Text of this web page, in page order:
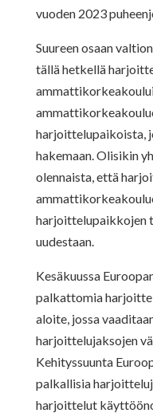
vuoden 2023
Suureen osaan
tällä hetkellä
harjoittelupaikoista,
hakemaan. Olisikin
olennaista, että
harjoittelupaikkojen
uudestaan.
Kesäkuussa
palkattomia
aloite, jossa
harjoittelujaksojen
Kehityssuunta
palkallisia
harjoittelut